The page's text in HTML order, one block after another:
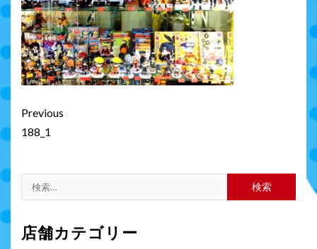
Continue
Reading
Previous
188_1
索:
店舗カテゴリー